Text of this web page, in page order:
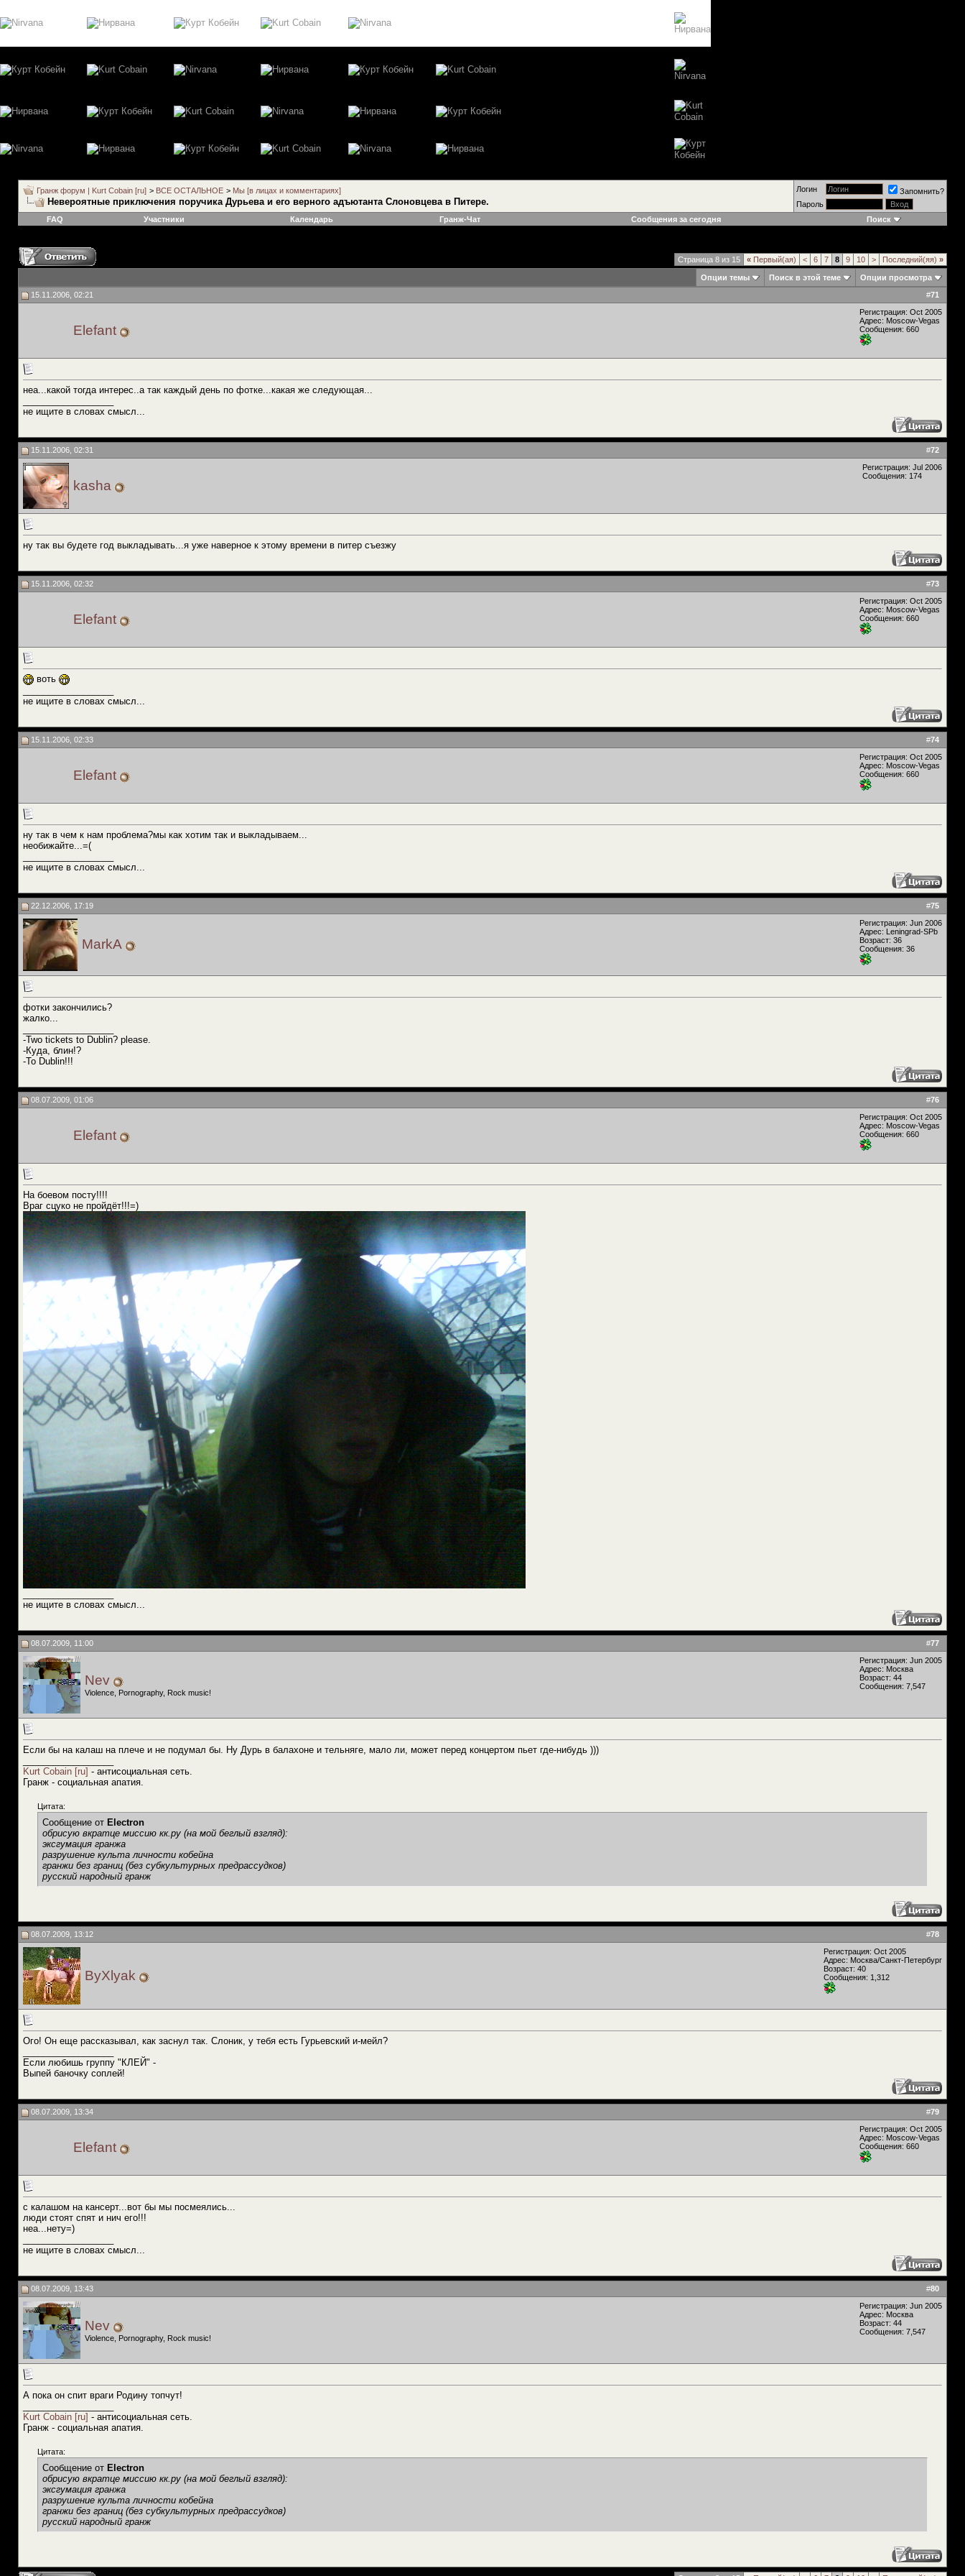
Гранж форум | Kurt Cobain [ru] > ВСЕ ОСТАЛЬНОЕ > Мы [в лицах и комментариях]
Невероятные приключения поручика Дурьева и его верного адъютанта Слоновцева в Питере.
Логин
Запомнить?
Пароль
FAQ
Участники Календарь Гранж-Чат Сообщения за сегодня Поиск
Страница 8 из 15 « Первый(ая) < 6 7 8 9 10 > Последний(яя) »
Опции темы Поиск в этой теме
Опции просмотра
#71
15.11.2006, 02:21
Elefant
Регистрация: Oct 2005
Адрес: Moscow-Vegas
Сообщения: 660
неа...какой тогда интерес..а так каждый день по фотке...какая же следующая...
не ищите в словах смысл...
#72
15.11.2006, 02:31
kasha
Регистрация: Jul 2006
Сообщения: 174
ну так вы будете год выкладывать...я уже наверное к этому времени в питер съезжу
#73
15.11.2006, 02:32
Elefant
Регистрация: Oct 2005
Адрес: Moscow-Vegas
Сообщения: 660
воть
не ищите в словах смысл...
#74
15.11.2006, 02:33
Elefant
Регистрация: Oct 2005
Адрес: Moscow-Vegas
Сообщения: 660
ну так в чем к нам проблема?мы как хотим так и выкладываем...
необижайте...=(
не ищите в словах смысл...
#75
22.12.2006, 17:19
MarkA
Регистрация: Jun 2006
Адрес: Leningrad-SPb
Возраст: 36
Сообщения: 36
фотки закончились?
жалко...
-Two tickets to Dublin? please.
-Куда, блин!?
-To Dublin!!!
#76
08.07.2009, 01:06
Elefant
Регистрация: Oct 2005
Адрес: Moscow-Vegas
Сообщения: 660
На боевом посту!!!!
Враг сцуко не пройдёт!!!=)
не ищите в словах смысл...
#77
08.07.2009, 11:00
Nev
Violence, Pornography, Rock music!
Регистрация: Jun 2005
Адрес: Москва
Возраст: 44
Сообщения: 7,547
Если бы на калаш на плече и не подумал бы. Ну Дурь в балахоне и тельняге, мало ли, может перед концертом пьет где-нибудь )))
Kurt Cobain [ru] - антисоциальная сеть.
Гранж - социальная апатия.
Цитата:
Сообщение от Electron
обрисую вкратце миссию кк.ру (на мой беглый взгляд):
эксгумация гранжа
разрушение культа личности кобейна
гранжи без границ (без субкультурных предрассудков)
русский народный гранж
#78
08.07.2009, 13:12
ByXlyak
Регистрация: Oct 2005
Адрес: Москва/Санкт-Петербург
Возраст: 40
Сообщения: 1,312
Ого! Он еще рассказывал, как заснул так. Слоник, у тебя есть Гурьевский и-мейл?
Если любишь группу "КЛЕЙ" -
Выпей баночку соплей!
#79
08.07.2009, 13:34
Elefant
Регистрация: Oct 2005
Адрес: Moscow-Vegas
Сообщения: 660
с калашом на кансерт...вот бы мы посмеялись...
люди стоят спят и нич его!!!
неа...нету=)
не ищите в словах смысл...
#80
08.07.2009, 13:43
Nev
Violence, Pornography, Rock music!
Регистрация: Jun 2005
Адрес: Москва
Возраст: 44
Сообщения: 7,547
А пока он спит враги Родину топчут!
Kurt Cobain [ru] - антисоциальная сеть.
Гранж - социальная апатия.
Цитата:
Сообщение от Electron
обрисую вкратце миссию кк.ру (на мой беглый взгляд):
эксгумация гранжа
разрушение культа личности кобейна
гранжи без границ (без субкультурных предрассудков)
русский народный гранж